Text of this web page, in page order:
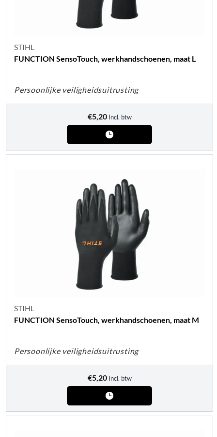
STIHL
FUNCTION SensoTouch, werkhandschoenen, maat L
Persoonlijke veiligheidsuitrusting
€5,20 Incl. btw
STIHL
FUNCTION SensoTouch, werkhandschoenen, maat M
Persoonlijke veiligheidsuitrusting
€5,20 Incl. btw